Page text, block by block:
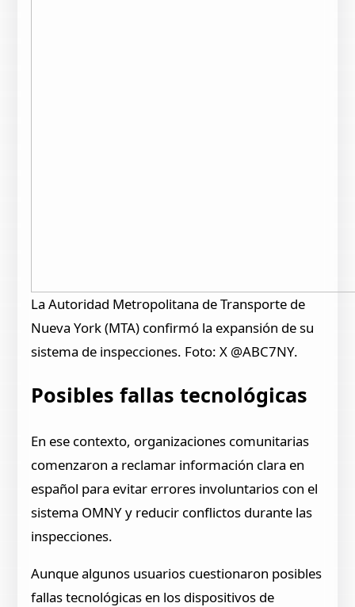
La Autoridad Metropolitana de Transporte de
Nueva York (MTA) confirmó la expansión de su
sistema de inspecciones. Foto: X @ABC7NY.
Posibles fallas tecnológicas
En ese contexto, organizaciones comunitarias
comenzaron a reclamar información clara en
español para evitar errores involuntarios con el
sistema OMNY y reducir conflictos durante las
inspecciones.
Aunque algunos usuarios cuestionaron posibles
fallas tecnológicas en los dispositivos de